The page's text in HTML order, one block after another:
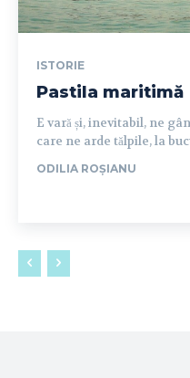
ISTORIE
Pastila maritimă
E vară și, inevitabil, ne
care ne arde tălpile, la
ODILIA ROȘIANU